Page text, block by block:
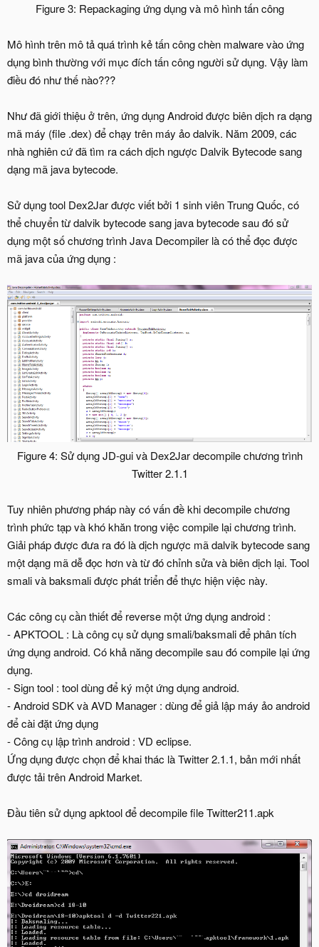
Figure 3: Repackaging ứng dụng và mô hình tấn công​
Mô hình trên mô tả quá trình kẻ tấn công chèn malware vào ứng
dụng bình thường với mục đích tấn công người sử dụng. Vậy làm
điều đó như thế nào???
Như đã giới thiệu ở trên, ứng dụng Android được biên dịch ra dạng
mã máy (file .dex) để chạy trên máy ảo dalvik. Năm 2009, các
nhà nghiên cứ đã tìm ra cách dịch ngược Dalvik Bytecode sang
dạng mã java bytecode.
Sử dụng tool Dex2Jar được viết bởi 1 sinh viên Trung Quốc, có
thể chuyển từ dalvik bytecode sang java bytecode sau đó sử
dụng một số chương trình Java Decompiler là có thể đọc được
mã java của ứng dụng :
Figure 4: Sử dụng JD-gui và Dex2Jar decompile chương trình
Twitter 2.1.1
Tuy nhiên phương pháp này có vấn đề khi decompile chương
trình phức tạp và khó khăn trong việc compile lại chương trình.
Giải pháp được đưa ra đó là dịch ngược mã dalvik bytecode sang
một dạng mã dễ đọc hơn và từ đó chỉnh sửa và biên dịch lại. Tool
smali và baksmali được phát triển để thực hiện việc này.
Các công cụ cần thiết để reverse một ứng dụng android :
- APKTOOL : Là công cụ sử dụng smali/baksmali để phân tích
ứng dụng android. Có khả năng decompile sau đó compile lại ứng
dụng.
- Sign tool : tool dùng để ký một ứng dụng android.
- Android SDK và AVD Manager : dùng để giả lập máy ảo android
để cài đặt ứng dụng
- Công cụ lập trình android : VD eclipse.
Ứng dụng được chọn để khai thác là Twitter 2.1.1, bản mới nhất
được tải trên Android Market.
Đầu tiên sử dụng apktool để decompile file Twitter211.apk